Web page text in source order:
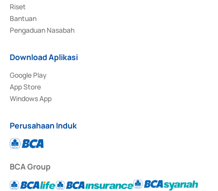
Riset
Bantuan
Pengaduan Nasabah
Download Aplikasi
Google Play
App Store
Windows App
Perusahaan Induk
BCA Group